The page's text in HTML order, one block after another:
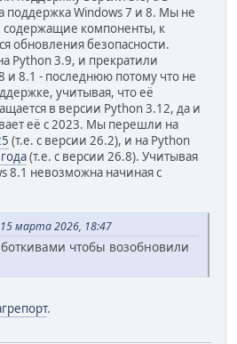
поддержка Windows 7 и 8. Мы не
компоненты, к
обновления безопасности.
Python 3.9, и прекратили
и 8.1 - последнюю потому что не
учитывая, что её
в версии Python 3.12, да и
её с 2023. Мы перешли на
(т.е. с версии 26.2), и на Python
(т.е. с версии 26.8). Учитывая
8.1 невозможна начиная с
марта 2026, 18:47
чтобы возобновили
.